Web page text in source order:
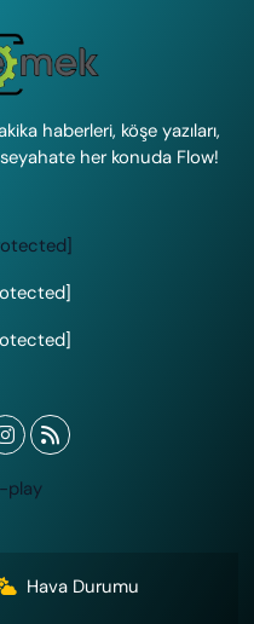
haberleri, köşe yazıları,
her konuda Flow!
Hava Durumu